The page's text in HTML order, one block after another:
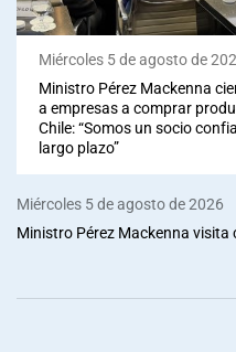
Miércoles 5 de agosto de
Ministro Pérez Mackenna
a empresas a comprar
Chile: “Somos un socio
largo plazo”
Miércoles 5 de agosto de 2026
Ministro Pérez Mackenna visita